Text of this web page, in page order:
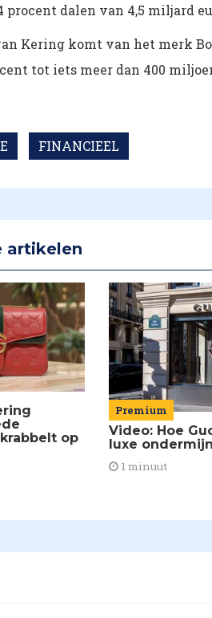
procent dalen van 4,5 miljard
Kering komt van het merk
tot iets meer dan 400
FINANCIEEL
artikelen
op
Premium
Video: Hoe
luxe
1 minuut